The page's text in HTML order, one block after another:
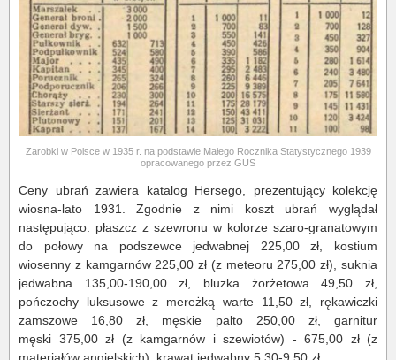
Zarobki w Polsce w 1935 r. na podstawie Małego Rocznika Statystycznego 1939
opracowanego przez GUS
Ceny ubrań zawiera katalog Hersego, prezentujący kolekcję
wiosna-lato 1931. Zgodnie z nimi koszt ubrań wyglądał
następująco: płaszcz z szewronu w kolorze szaro-granatowym
do połowy na podszewce jedwabnej 225,00 zł, kostium
wiosenny z kamgarnów 225,00 zł (z meteoru 275,00 zł), suknia
jedwabna 135,00-190,00 zł, bluzka żorżetowa 49,50 zł,
pończochy luksusowe z mereżką warte 11,50 zł, rękawiczki
zamszowe 16,80 zł, męskie palto 250,00 zł, garnitur
męski 375,00 zł (z kamgarnów i szewiotów) - 675,00 zł (z
materiałów angielskich), krawat jedwabny 5,30-9,50 zł.